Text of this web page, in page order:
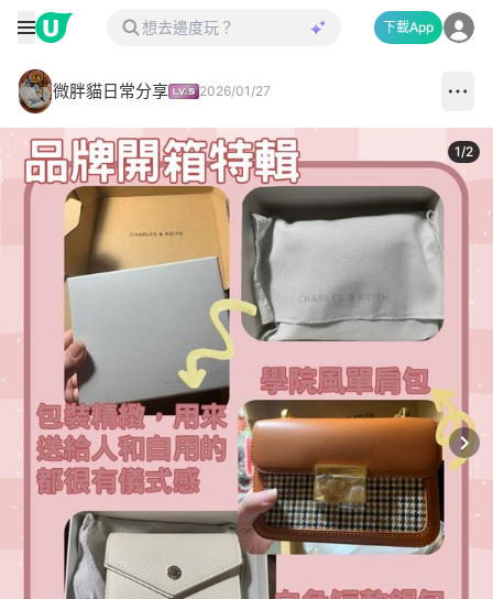
下載App
微胖貓日常分享 2026/01/27
1/2